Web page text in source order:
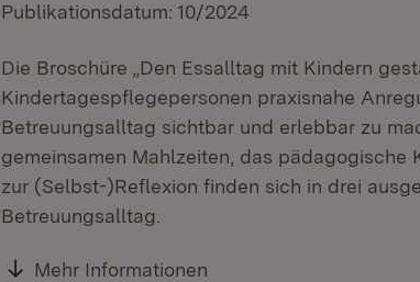
Publikationsdatum: 10/2024
Die Broschüre „Den Essalltag mit Kindern
Kindertagespflegepersonen praxisnahe
Betreuungsalltag sichtbar und erlebbar zu
gemeinsamen Mahlzeiten, das
zur (Selbst-)Reflexion finden sich in drei
Betreuungsalltag.
Mehr Informationen